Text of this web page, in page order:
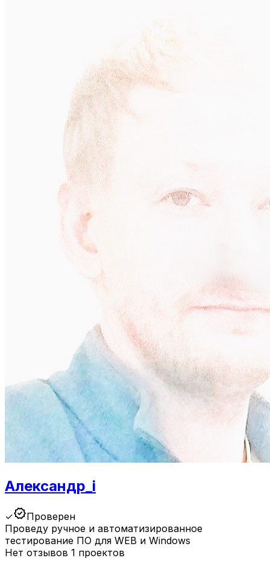
Александр_i
✓verifiedПроверен
Проведу ручное и автоматизированное
тестирование ПО для WEB и Windows
Нет отзывов 1 проектов